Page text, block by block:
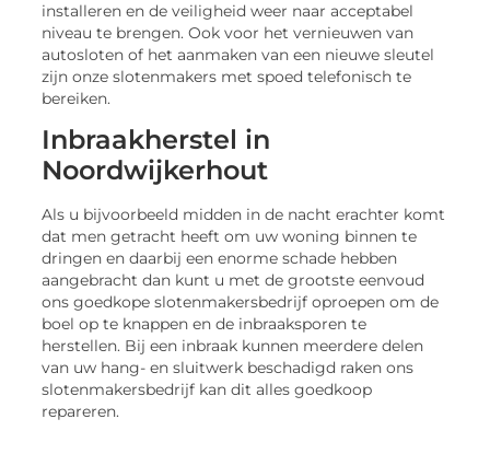
installeren en de veiligheid weer naar acceptabel
niveau te brengen. Ook voor het vernieuwen van
autosloten of het aanmaken van een nieuwe sleutel
zijn onze slotenmakers met spoed telefonisch te
bereiken.
Inbraakherstel in
Noordwijkerhout
Als u bijvoorbeeld midden in de nacht erachter komt
dat men getracht heeft om uw woning binnen te
dringen en daarbij een enorme schade hebben
aangebracht dan kunt u met de grootste eenvoud
ons goedkope slotenmakersbedrijf oproepen om de
boel op te knappen en de inbraaksporen te
herstellen. Bij een inbraak kunnen meerdere delen
van uw hang- en sluitwerk beschadigd raken ons
slotenmakersbedrijf kan dit alles goedkoop
repareren.